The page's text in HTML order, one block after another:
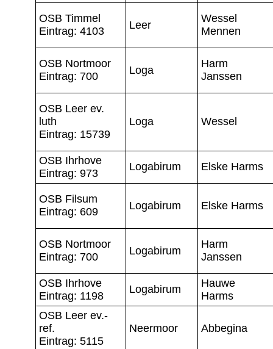
OSB Timmel
Eintrag: 4103
Leer
Wessel
Mennen
OSB Nortmoor
Eintrag: 700
Loga
Harm
Janssen
OSB Leer ev.
luth
Eintrag: 15739
Loga Wessel
OSB Ihrhove
Eintrag: 973
Logabirum Elske Harms
OSB Filsum
Eintrag: 609
Logabirum Elske Harms
OSB Nortmoor
Eintrag: 700
Logabirum
Harm
Janssen
OSB Ihrhove
Eintrag: 1198
Logabirum
Hauwe
Harms
OSB Leer ev.-
ref.
Eintrag: 5115
Neermoor Abbegina